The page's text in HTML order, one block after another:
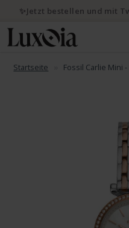
Startseite Fossil Carlie Mini -
✨Jetzt bestellen und mit